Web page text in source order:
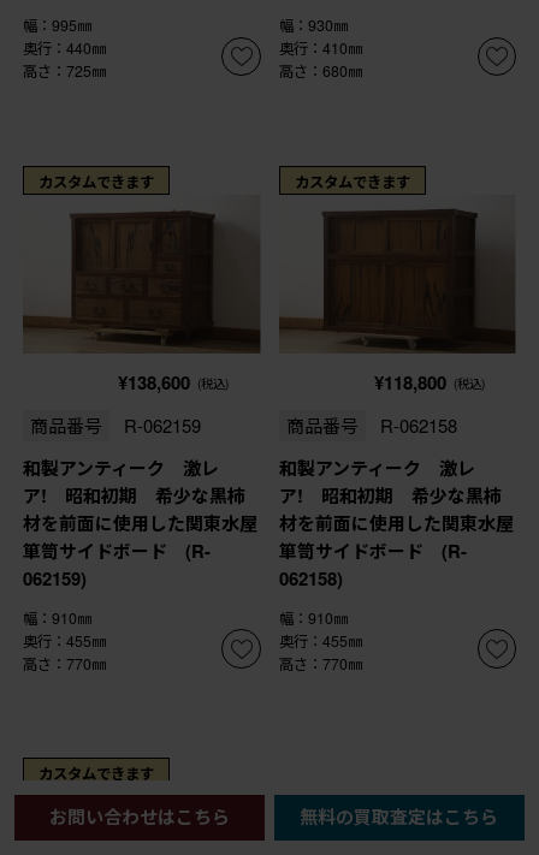
幅：995㎜
奥行：440㎜
高さ：725㎜
幅：930㎜
奥行：410㎜
高さ：680㎜
カスタムできます
¥138,600 (税込)
商品番号 R-062159
和製アンティーク 激レ
ア! 昭和初期 希少な黒柿
材を前面に使用した関東水屋
箪笥サイドボード (R-
062159)
幅：910㎜
奥行：455㎜
高さ：770㎜
カスタムできます
¥118,800 (税込)
商品番号 R-062158
和製アンティーク 激レ
ア! 昭和初期 希少な黒柿
材を前面に使用した関東水屋
箪笥サイドボード (R-
062158)
幅：910㎜
奥行：455㎜
高さ：770㎜
カスタムできます
お問い合わせはこちら 無料の買取査定はこちら